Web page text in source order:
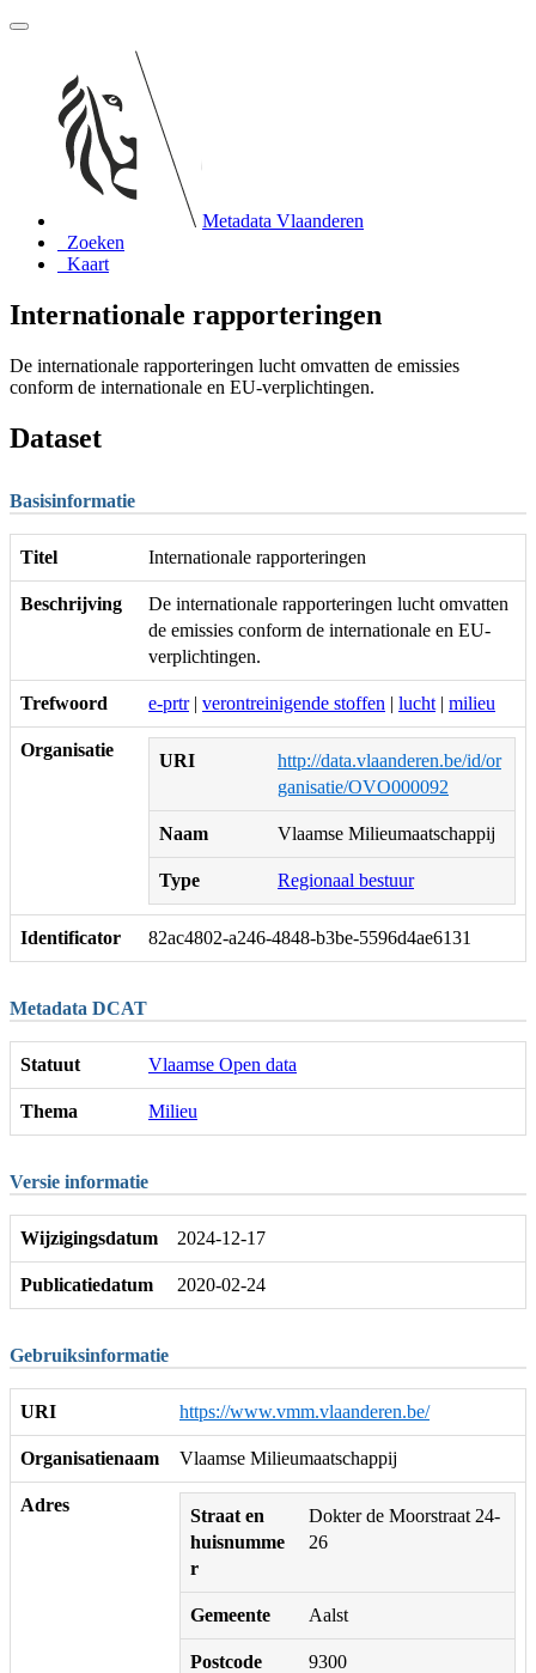
Metadata Vlaanderen
Zoeken
Kaart
Internationale rapporteringen
De internationale rapporteringen lucht omvatten de emissies
conform de internationale en EU-verplichtingen.
Dataset
Basisinformatie
Titel Internationale rapporteringen
Beschrijving
De internationale rapporteringen lucht omvatten
de emissies conform de internationale en EU-
verplichtingen.
Trefwoord e-prtr| verontreinigende stoffen | lucht | milieu
Organisatie
URI
http://data.vlaanderen.be/id/or
ganisatie/OVO000092
Naam Vlaamse Milieumaatschappij
Type Regionaal bestuur
Identificator 82ac4802-a246-4848-b3be-5596d4ae6131
Metadata DCAT
Statuut Vlaamse Open data
Thema Milieu
Versie informatie
Wijzigingsdatum 2024-12-17
Publicatiedatum 2020-02-24
Gebruiksinformatie
URI https://www.vmm.vlaanderen.be/
Organisatienaam Vlaamse Milieumaatschappij
Adres
Straat en
huisnumme
r
Dokter de Moorstraat 24-
26
Gemeente Aalst
Postcode 9300